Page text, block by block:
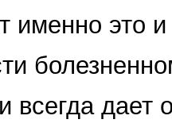
именно это
всегда дает